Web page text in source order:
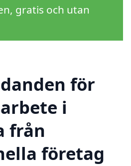
gratis och utan
för
i
från
företag